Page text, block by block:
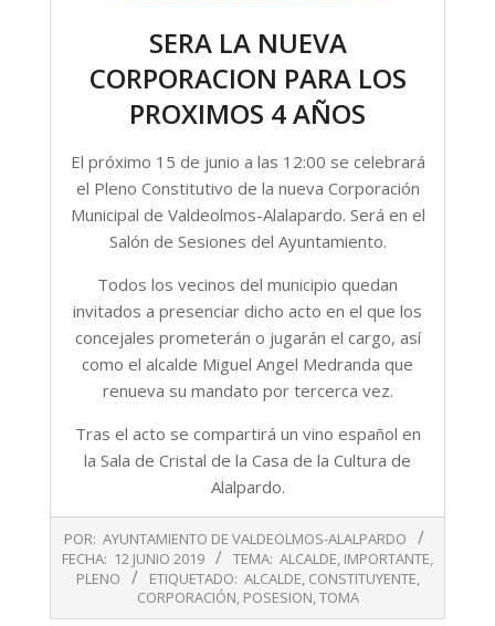
SERA LA NUEVA
CORPORACION PARA LOS
PROXIMOS 4 AÑOS
El próximo 15 de junio a las 12:00 se celebrará
el Pleno Constitutivo de la nueva Corporación
Municipal de Valdeolmos-Alalapardo. Será en el
Salón de Sesiones del Ayuntamiento.
Todos los vecinos del municipio quedan
invitados a presenciar dicho acto en el que los
concejales prometerán o jugarán el cargo, así
como el alcalde Miguel Angel Medranda que
renueva su mandato por tercerca vez.
Tras el acto se compartirá un vino español en
la Sala de Cristal de la Casa de la Cultura de
Alalpardo.
06-
POR: AYUNTAMIENTO DE VALDEOLMOS-ALALPARDO
FECHA: 12 JUNIO 2019 TEMA: ALCALDE, IMPORTANTE,
PLENO
ETIQUETADO: ALCALDE, CONSTITUYENTE,
CORPORACIÓN, POSESION,TOMA